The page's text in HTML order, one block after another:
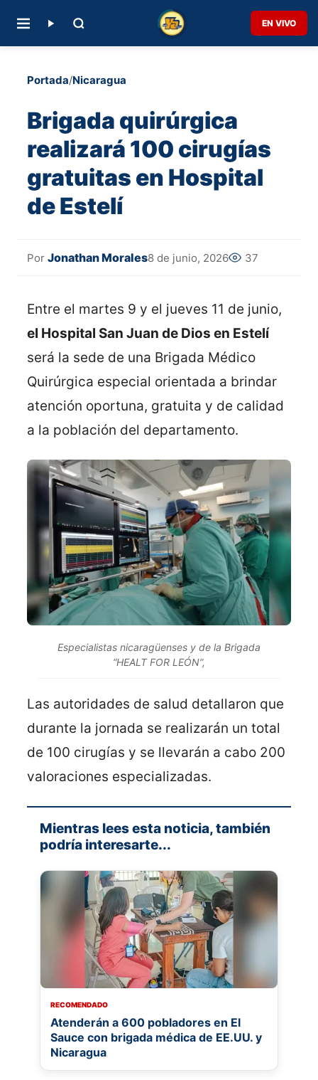
EN VIVO
Portada/Nicaragua
Brigada quirúrgica
realizará 100 cirugías
gratuitas en Hospital
de Estelí
Por Jonathan Morales8 de junio, 2026 37
Entre el martes 9 y el jueves 11 de junio,
el Hospital San Juan de Dios en Estelí
será la sede de una Brigada Médico
Quirúrgica especial orientada a brindar
atención oportuna, gratuita y de calidad
a la población del departamento.
Especialistas nicaragüenses y de la Brigada
“HEALT FOR LEÓN”,
Las autoridades de salud detallaron que
durante la jornada se realizarán un total
de 100 cirugías y se llevarán a cabo 200
valoraciones especializadas.
Mientras lees esta noticia, también
podría interesarte...
RECOMENDADO
Atenderán a 600 pobladores en El
Sauce con brigada médica de EE.UU. y
Nicaragua